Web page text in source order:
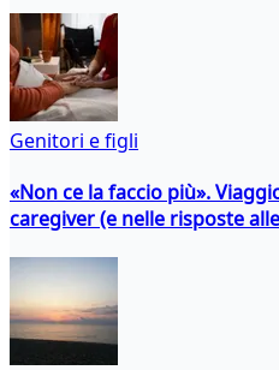
Genitori e figli
«Non ce la faccio più».
caregiver (e nelle risposte